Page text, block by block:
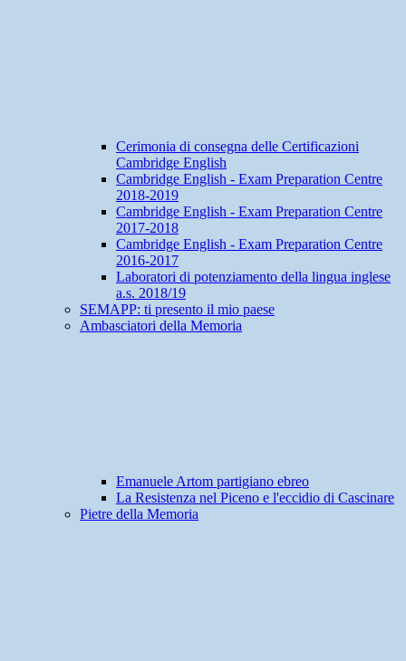
Cerimonia di consegna delle Certificazioni
Cambridge English
Cambridge English - Exam Preparation Centre
2018-2019
Cambridge English - Exam Preparation Centre
2017-2018
Cambridge English - Exam Preparation Centre
2016-2017
Laboratori di potenziamento della lingua inglese
a.s. 2018/19
SEMAPP: ti presento il mio paese
Ambasciatori della Memoria
Emanuele Artom partigiano ebreo
La Resistenza nel Piceno e l'eccidio di Cascinare
Pietre della Memoria